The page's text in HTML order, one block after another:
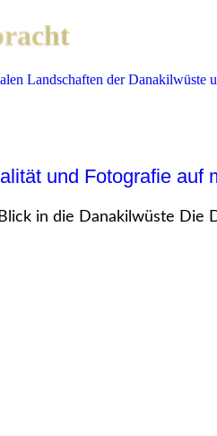
und Fotografie auf
in die Danakilwüste Die